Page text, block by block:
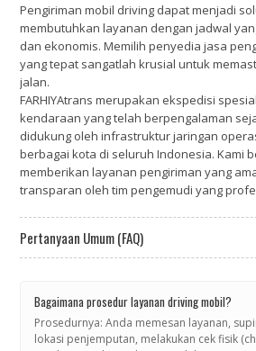
Pengiriman mobil driving dapat menjadi
membutuhkan layanan dengan jadwal
dan ekonomis. Memilih penyedia jasa
yang tepat sangatlah krusial untuk
jalan.
FARHIYAtrans merupakan ekspedisi
kendaraan yang telah berpengalaman
didukung oleh infrastruktur jaringan
berbagai kota di seluruh Indonesia. Kami
memberikan layanan pengiriman yang
transparan oleh tim pengemudi yang
Pertanyaan Umum (FAQ)
Bagaimana prosedur layanan driving mobil?
Prosedurnya: Anda memesan layanan,
lokasi penjemputan, melakukan cek fisik